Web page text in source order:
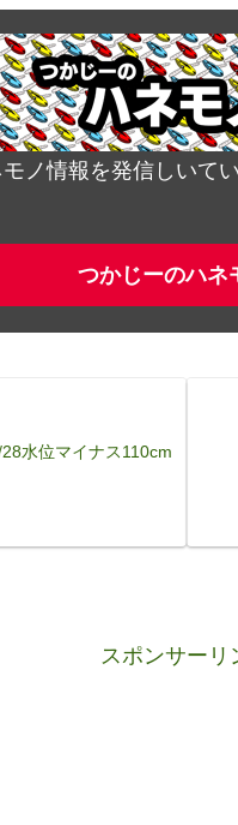
ノ情報を発信しいて
つかじーのハネ
水位マイナス110cm
スポンサーリ